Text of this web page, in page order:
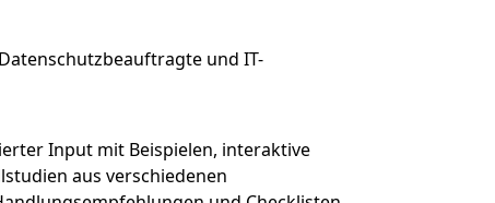
und IT-
Input mit Beispielen, interaktive
aus verschiedenen